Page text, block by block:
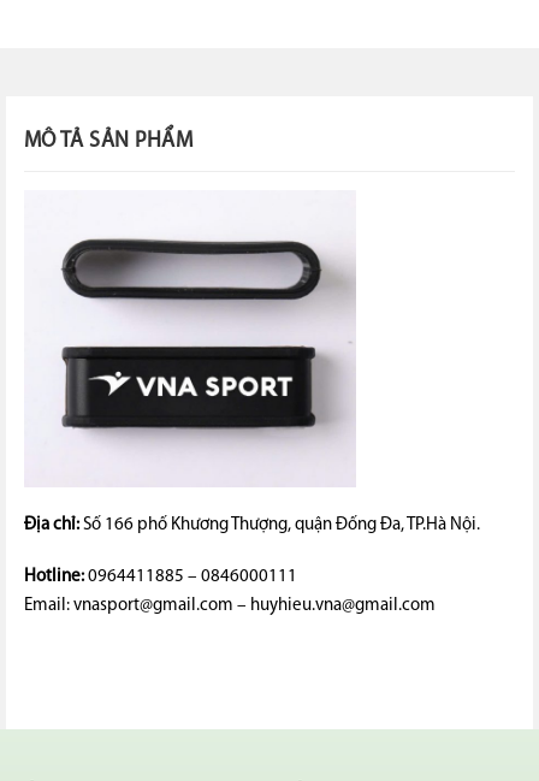
MÔ TẢ SẢN PHẨM
Địa chỉ: Số 166 phố Khương Thượng, quận Đống Đa, TP.Hà Nội.
Hotline: 0964411885 – 0846000111
Email: vnasport@gmail.com – huyhieu.vna@gmail.com